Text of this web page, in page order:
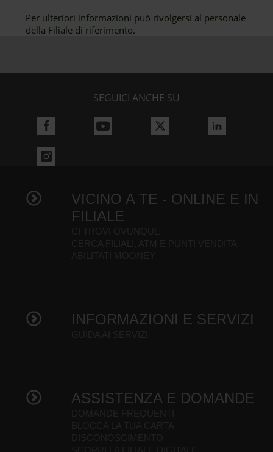
Per ulteriori informazioni può rivolgersi al personale
della Filiale di riferimento.
SEGUICI ANCHE SU
VICINO A TE - ONLINE E IN
FILIALE
INFORMAZIONI E SERVIZI
ASSISTENZA E DOMANDE